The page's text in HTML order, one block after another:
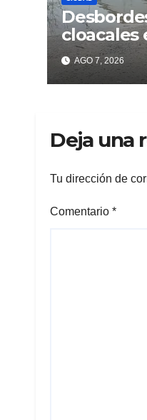
cloacales
Berisso:
la red en
AGO 7, 2026
Deja una
Tu dirección de
Comentario *